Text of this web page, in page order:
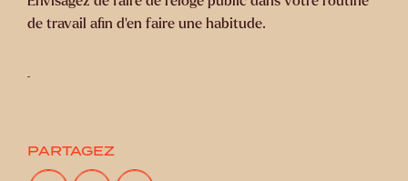
de travail afin d’en faire une habitude.
PARTAGEZ